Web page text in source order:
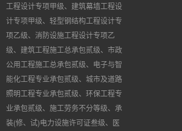
工程设计专项甲级、建筑幕墙工程设
计专项甲级、轻型钢结构工程设计专
项乙级、消防设施工程设计专项乙
级、建筑工程施工总承包贰级、市政
公用工程施工总承包贰级、电子与智
能化工程专业承包贰级、城市及道路
照明工程专业承包贰级、环保工程专
业承包贰级、施工劳务不分等级、承
装(修、试)电力设施许可证叁级、医